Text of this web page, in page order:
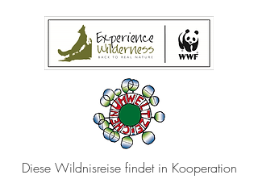
Diese Wildnisreise findet in Kooperation